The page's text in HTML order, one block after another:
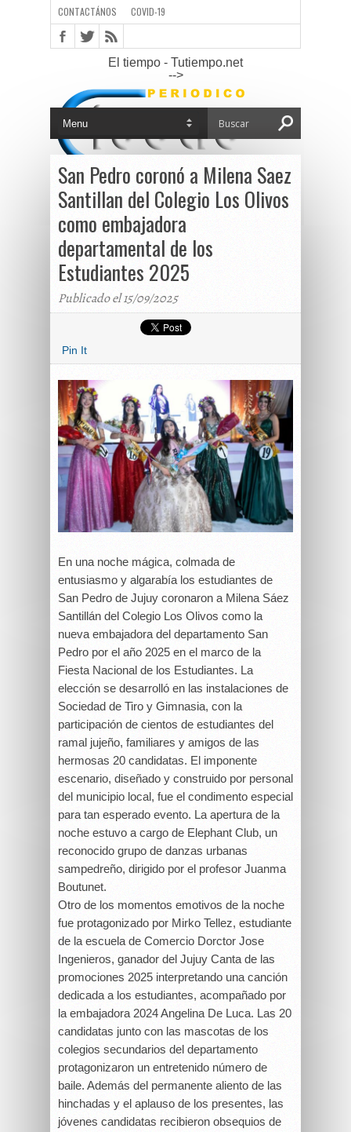
CONTACTÁNOS COVID-19
El tiempo - Tutiempo.net
-->
San Pedro coronó a Milena Saez
Santillan del Colegio Los Olivos
como embajadora
departamental de los
Estudiantes 2025
Publicado el 15/09/2025
Pin It
En una noche mágica, colmada de
entusiasmo y algarabía los estudiantes de
San Pedro de Jujuy coronaron a Milena Sáez
Santillán del Colegio Los Olivos como la
nueva embajadora del departamento San
Pedro por el año 2025 en el marco de la
Fiesta Nacional de los Estudiantes. La
elección se desarrolló en las instalaciones de
Sociedad de Tiro y Gimnasia, con la
participación de cientos de estudiantes del
ramal jujeño, familiares y amigos de las
hermosas 20 candidatas. El imponente
escenario, diseñado y construido por personal
del municipio local, fue el condimento especial
para tan esperado evento. La apertura de la
noche estuvo a cargo de Elephant Club, un
reconocido grupo de danzas urbanas
sampedreño, dirigido por el profesor Juanma
Boutunet.
Otro de los momentos emotivos de la noche
fue protagonizado por Mirko Tellez, estudiante
de la escuela de Comercio Dorctor Jose
Ingenieros, ganador del Jujuy Canta de las
promociones 2025 interpretando una canción
dedicada a los estudiantes, acompañado por
la embajadora 2024 Angelina De Luca. Las 20
candidatas junto con las mascotas de los
colegios secundarios del departamento
protagonizaron un entretenido número de
baile. Además del permanente aliento de las
hinchadas y el aplauso de los presentes, las
jóvenes candidatas recibieron obsequios de